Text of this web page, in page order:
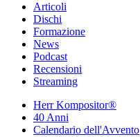
Articoli
Dischi
Formazione
News
Podcast
Recensioni
Streaming
Herr Kompositor®
40 Anni
Calendario dell'Avvento